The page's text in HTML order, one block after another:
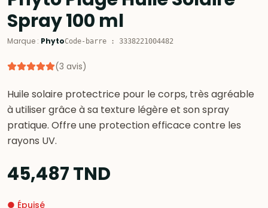
Spray 100 ml
Marque : PhytoCode-barre : 3338221004482
(3 avis)
Huile solaire protectrice pour le corps, très agréable
à utiliser grâce à sa texture légère et son spray
pratique. Offre une protection efficace contre les
rayons UV.
45,487TND
● Épuisé